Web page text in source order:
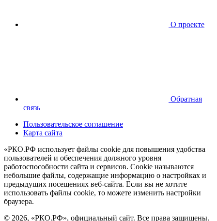
О проекте
Обратная
связь
Пользовательское соглашение
Карта сайта
«РКО.РФ использует файлы cookie для повышения удобства
пользователей и обеспечения должного уровня
работоспособности сайта и сервисов. Cookie называются
небольшие файлы, содержащие информацию о настройках и
предыдущих посещениях веб-сайта. Если вы не хотите
использовать файлы cookie, то можете изменить настройки
браузера.
© 2026, «РКО.РФ», официальный сайт. Все права защищены.